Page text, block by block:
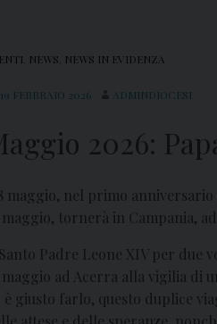
NEWS NEWS IN EVIDENZA
19 FEBBRAIO 2026 ADMINDIOCESI
2026:
maggio, nel primo
maggio, tornerà in Campania,
Padre Leone XIV per due
maggio ad Acerra alla vigilia di
è giusto farlo, questo duplice